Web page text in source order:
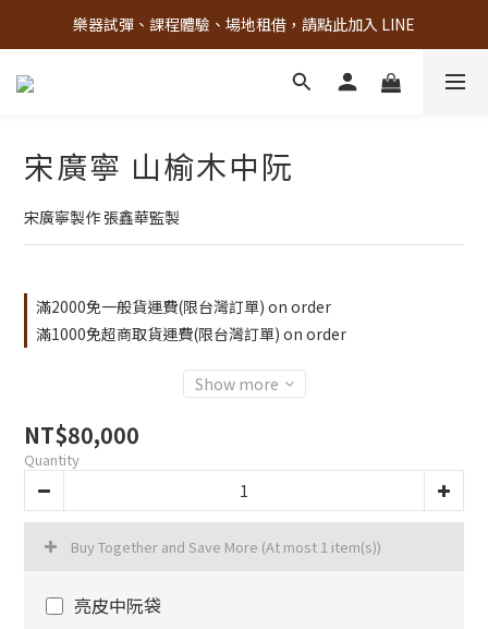
古亭門市 + 先進音樂教室週末假日皆有營業
樂器試彈、課程體驗、場地租借，請點此加入 LINE
古亭門市 + 先進音樂教室週末假日皆有營業
宋廣寧 山榆木中阮
宋廣寧製作 張鑫華監製
滿2000免一般貨運費(限台灣訂單) on order
滿1000免超商取貨運費(限台灣訂單) on order
Show more
NT$80,000
Quantity
Buy Together and Save More (At most 1 item(s))
亮皮中阮袋